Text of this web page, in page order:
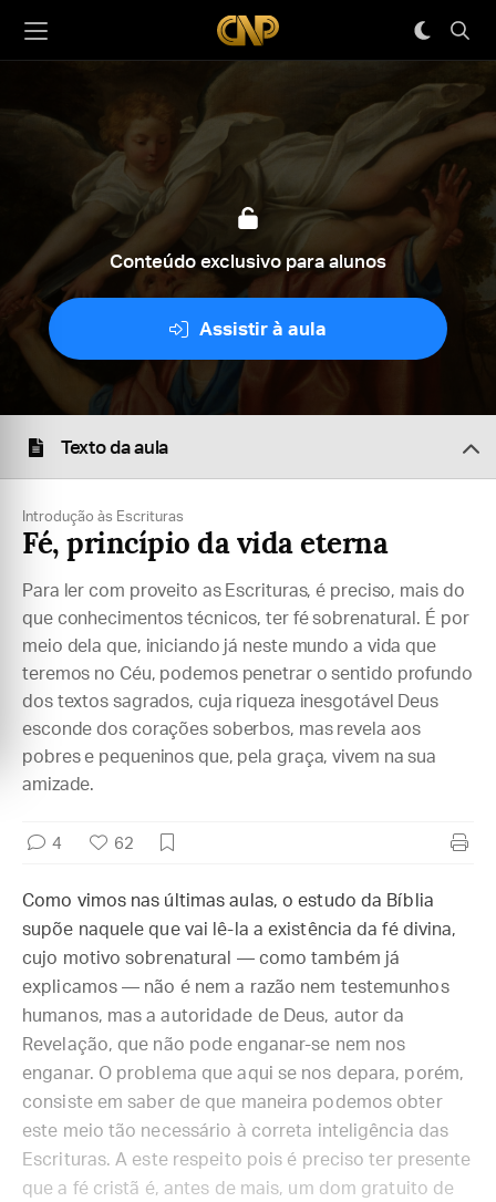
Conteúdo exclusivo para alunos
Assistir à aula
Texto da aula
Introdução às Escrituras
Fé, princípio da vida eterna
Para ler com proveito as Escrituras, é preciso, mais do
que conhecimentos técnicos, ter fé sobrenatural. É por
meio dela que, iniciando já neste mundo a vida que
teremos no Céu, podemos penetrar o sentido profundo
dos textos sagrados, cuja riqueza inesgotável Deus
esconde dos corações soberbos, mas revela aos
pobres e pequeninos que, pela graça, vivem na sua
amizade.
4 62
Como vimos nas últimas aulas, o estudo da Bíblia
supõe naquele que vai lê-la a existência da fé divina,
cujo motivo sobrenatural — como também já
explicamos — não é nem a razão nem testemunhos
humanos, mas a autoridade de Deus, autor da
Revelação, que não pode enganar-se nem nos
enganar. O problema que aqui se nos depara, porém,
consiste em saber de que maneira podemos obter
este meio tão necessário à correta inteligência das
Escrituras. A este respeito pois é preciso ter presente
que a fé cristã é, antes de mais, um dom gratuito de